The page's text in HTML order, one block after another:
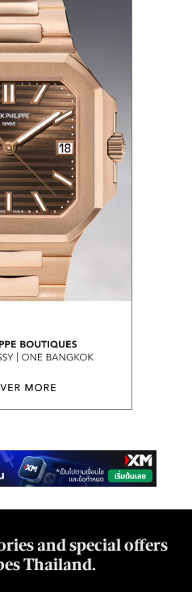
and special offers
Thailand.